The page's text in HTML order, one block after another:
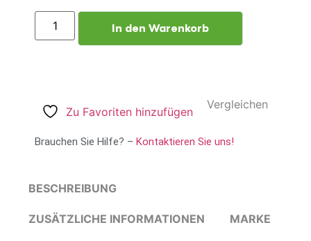
In den Warenkorb
Zu Favoriten hinzufügen
Vergleichen
Brauchen Sie Hilfe? – Kontaktieren Sie uns!
BESCHREIBUNG
ZUSÄTZLICHE INFORMATIONEN MARKE